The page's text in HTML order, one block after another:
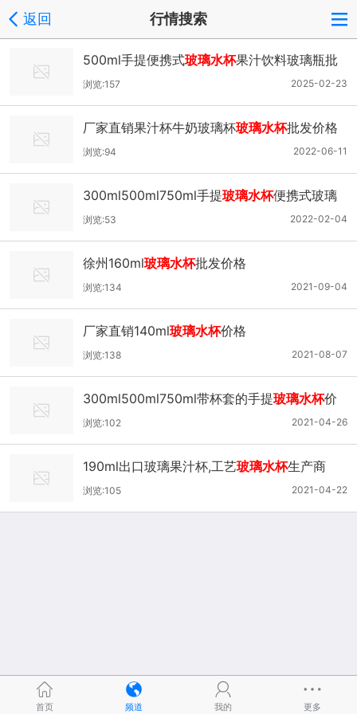
返回 行情搜索
500ml手提便携式玻璃水杯果汁饮料玻璃瓶批
发价格
2025-02-23
浏览:157
厂家直销果汁杯牛奶玻璃杯玻璃水杯批发价格
2022-06-11
浏览:94
300ml500ml750ml手提玻璃水杯便携式玻璃
酒瓶批发
2022-02-04
浏览:53
徐州160ml玻璃水杯批发价格
2021-09-04
浏览:134
厂家直销140ml玻璃水杯价格
2021-08-07
浏览:138
300ml500ml750ml带杯套的手提玻璃水杯价
格
2021-04-26
浏览:102
190ml出口玻璃果汁杯,工艺玻璃水杯生产商
2021-04-22
浏览:105
首页 频道 我的 更多